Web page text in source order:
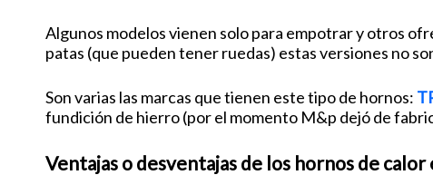
Algunos modelos vienen solo para empotrar y otros
patas (que pueden tener ruedas) estas versiones no
Son varias las marcas que tienen este tipo de hornos:
fundición de hierro (por el momento M&p dejó de
Ventajas o desventajas de los hornos de